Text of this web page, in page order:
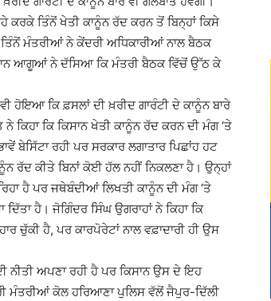
ਤਿੰਨੋਂ ਖੇਤੀ ਕਾਨੂੰਨ ਰੱਦ ਕਰਨ ਤੋਂ ਬਿਨ੍ਹਾਂ ਕਿਸੇ
ਮੰਤਰੀਆਂ ਨੇ ਕੇਂਦਰੀ ਅਧਿਕਾਰੀਆਂ ਨਾਲ ਬੈਠਕ
ਆਗੂਆਂ ਨੇ ਦੱਸਿਆ ਕਿ ਮੰਤਰੀ ਬੈਠਕ ਵਿੱਚੋਂ ਉੱਠ ਕੇ
ਹੋਇਆ ਕਿ ਫ਼ਸਲਾਂ ਦੀ ਖ਼ਰੀਦ ਗਾਰੰਟੀ ਦੇ ਕਾਨੂੰਨ ਬਾਰੇ
ਕਿਹਾ ਕਿ ਕਿਸਾਨ ਖੇਤੀ ਕਾਨੂੰਨ ਰੱਦ ਕਰਨ ਦੀ ਮੰਗ ‘ਤੇ
ਬੇਸਿੱਟਾ ਰਹੀ ਪਰ ਸਰਕਾਰ ਲਗਾਤਾਰ ਪਿਛਾਂਹ ਹਟ
ਰੱਦ ਕੀਤੇ ਬਿਨਾਂ ਕੋਈ ਹੱਲ ਨਹੀਂ ਨਿਕਲਣਾ ਹੈ। ਉਨ੍ਹਾਂ
ਹੈ ਪਰ ਜਥੇਬੰਦੀਆਂ ਲਿਖਤੀ ਕਾਨੂੰਨ ਦੀ ਮੰਗ ‘ਤੇ
ਹੈ। ਜੋਗਿੰਦਰ ਸਿੰਘ ਉਗਰਾਹਾਂ ਨੇ ਕਿਹਾ ਕਿ
ਚੁੱਕੀ ਹੈ, ਪਰ ਕਾਰਪੋਰੇਟਾਂ ਨਾਲ ਵਫ਼ਾਦਾਰੀ ਹੀ ਉਸ
ਨੀਤੀ ਅਪਣਾ ਰਹੀ ਹੈ ਪਰ ਕਿਸਾਨ ਉਸ ਦੇ ਇਹ
ਮੰਤਰੀਆਂ ਕੋਲ ਹਰਿਆਣਾ ਪੁਲਿਸ ਵੱਲੋਂ ਜੈਪੁਰ-ਦਿੱਲੀ